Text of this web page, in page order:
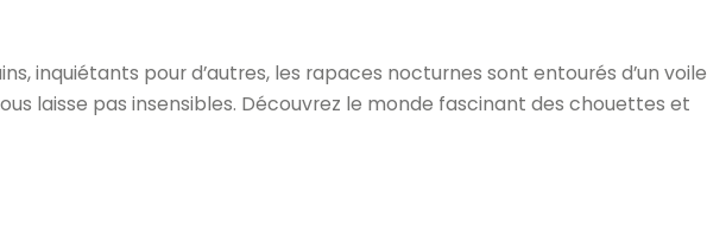
inquiétants pour d’autres, les rapaces nocturnes sont entourés d’un voile
laisse pas insensibles. Découvrez le monde fascinant des chouettes et